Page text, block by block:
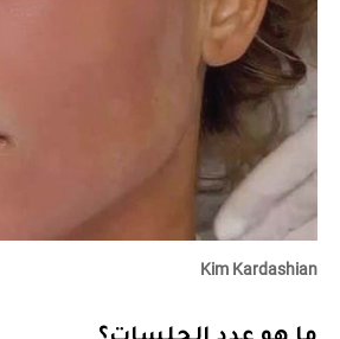
Kim Kardashian
ما هو عدد الجلسات؟